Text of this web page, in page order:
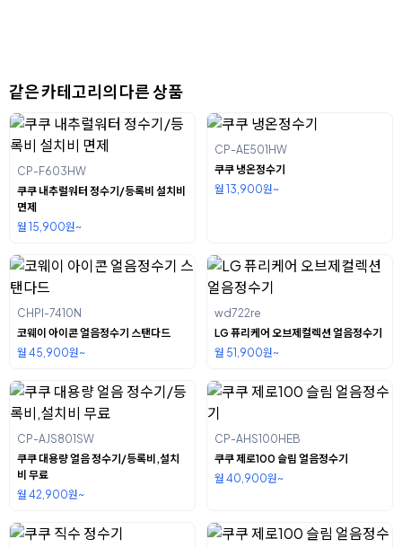
같은 카테고리의 다른 상품
CP-F603HW
쿠쿠 내추럴워터 정수기/등록비 설치비
면제
월 15,900원~
CP-AE501HW
쿠쿠 냉온정수기
월 13,900원~
CHPI-7410N
코웨이 아이콘 얼음정수기 스탠다드
월 45,900원~
wd722re
LG 퓨리케어 오브제컬렉션 얼음정수기
월 51,900원~
CP-AJS801SW
쿠쿠 대용량 얼음 정수기/등록비,설치
비 무료
월 42,900원~
CP-AHS100HEB
쿠쿠 제로100 슬림 얼음정수기
월 40,900원~